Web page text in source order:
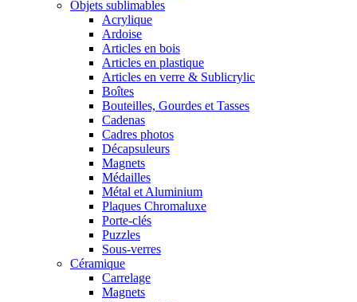
Objets sublimables
Acrylique
Ardoise
Articles en bois
Articles en plastique
Articles en verre & Sublicrylic
Boîtes
Bouteilles, Gourdes et Tasses
Cadenas
Cadres photos
Décapsuleurs
Magnets
Médailles
Métal et Aluminium
Plaques Chromaluxe
Porte-clés
Puzzles
Sous-verres
Céramique
Carrelage
Magnets